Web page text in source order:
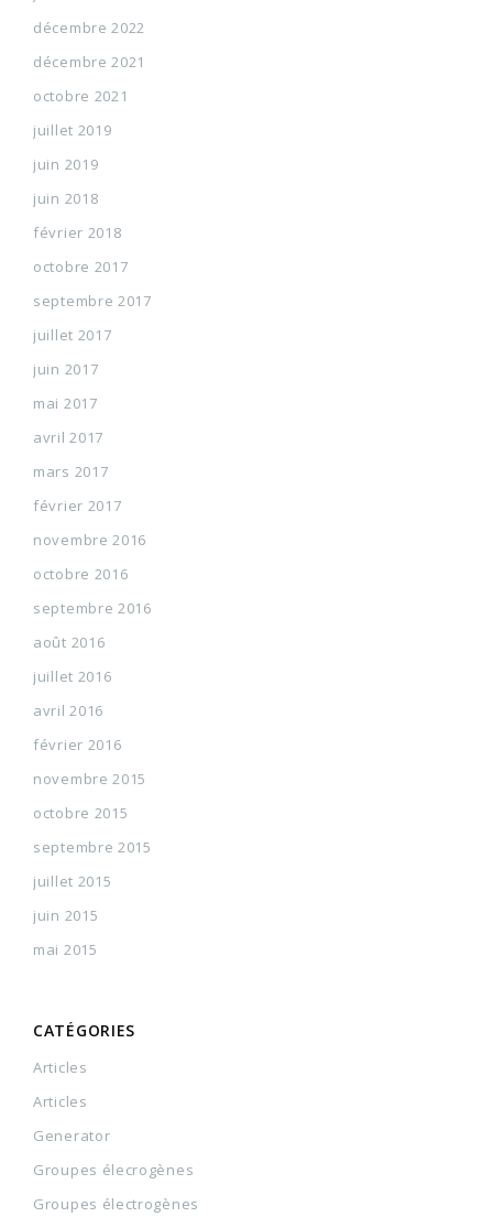
décembre 2022
décembre 2021
octobre 2021
juillet 2019
juin 2019
juin 2018
février 2018
octobre 2017
septembre 2017
juillet 2017
juin 2017
mai 2017
avril 2017
mars 2017
février 2017
novembre 2016
octobre 2016
septembre 2016
août 2016
juillet 2016
avril 2016
février 2016
novembre 2015
octobre 2015
septembre 2015
juillet 2015
juin 2015
mai 2015
CATÉGORIES
Articles
Articles
Generator
Groupes élecrogènes
Groupes électrogènes